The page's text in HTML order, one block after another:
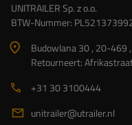
UNITRAILER Sp. z o.o.
BTW-Nummer:
Budowlana 30 , 20-469
Retourneert:
+31 30 3100444
unitrailer@utrailer.nl